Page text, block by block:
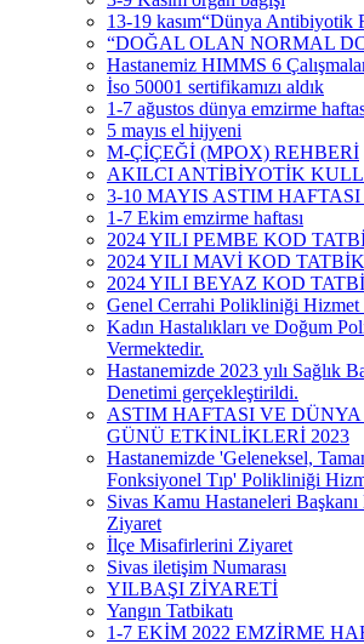
13-19 kasım“Dünya Antibiyotik
“DOĞAL OLAN NORMAL
Hastanemiz HIMMS 6
İso 50001 sertifikamızı aldık
1-7 ağustos dünya emzirme
5 mayıs el hijyeni
M-ÇİÇEĞİ (MPOX) REHBERİ
AKILCI ANTİBİYOTİK
3-10 MAYIS ASTIM
1-7 Ekim emzirme haftası
2024 YILI PEMBE KOD
2024 YILI MAVİ KOD
2024 YILI BEYAZ KOD
Genel Cerrahi Polikliniği Hizmet
Kadın Hastalıkları ve Doğum
Vermektedir.
Hastanemizde 2023 yılı Sağlık
Denetimi gerçekleştirildi.
ASTIM HAFTASI VE
GÜNÜ ETKİNLİKLERİ 2023
Hastanemizde 'Geleneksel,
Fonksiyonel Tıp' Polikliniği
Sivas Kamu Hastaneleri
Ziyaret
İlçe Misafirlerini Ziyaret
Sivas iletişim Numarası
YILBAŞI ZİYARETİ
Yangın Tatbikatı
1-7 EKİM 2022 EMZİRME